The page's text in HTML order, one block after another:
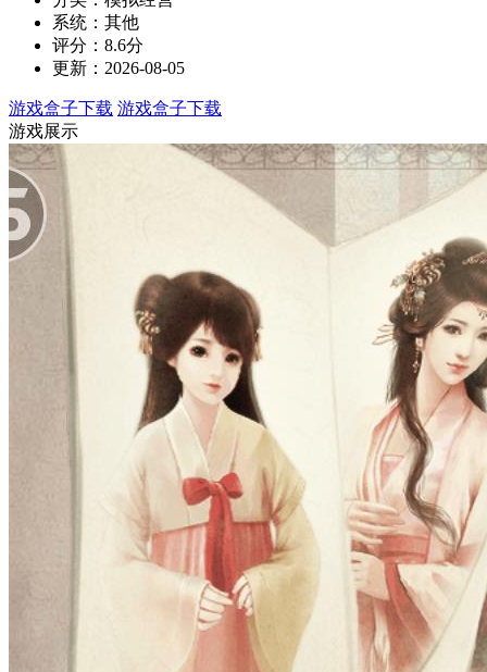
系统：其他
评分：8.6分
更新：2026-08-05
游戏盒子下载 游戏盒子下载
游戏展示